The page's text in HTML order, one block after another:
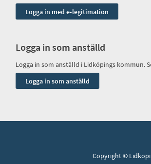
Logga in som anställd
Logga in som anställd i Lidköpings kommun.
Copyright ©